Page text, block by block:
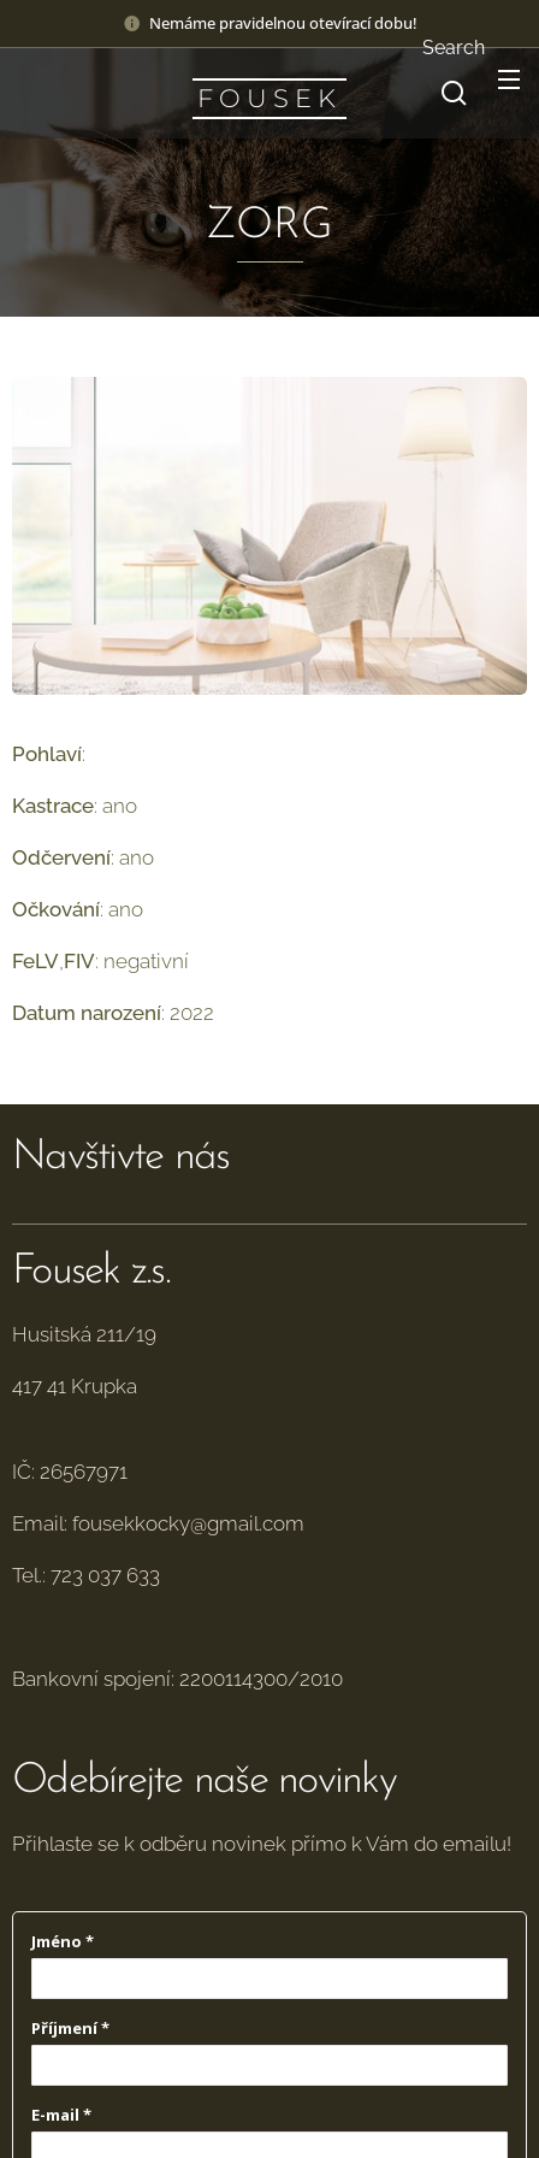
Nemáme pravidelnou otevírací dobu!
F O U S E K
Search
ZORG
Pohlaví: ♂︎
Kastrace: ano
Odčervení: ano
Očkování: ano
FeLV,FIV: negativní
Datum narození: 2022
Navštivte nás
Fousek z.s.
Husitská 211/19
417 41 Krupka
IČ: 26567971
Email: fousekkocky@gmail.com
Tel.: 723 037 633
Bankovní spojení: 2200114300/2010
Odebírejte naše novinky
Přihlaste se k odběru novinek přímo k Vám do emailu!